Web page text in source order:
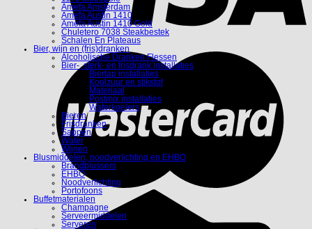
Amefa Amsterdam
Amefa Austin 1410
Amefa Austin 1410 Gold
Chuletero 7038 Steakbestek
Schalen En Plateaus
Bier, wijn en (fris)dranken
Alcoholische Dranken Flessen
Bier-, sterk- en frisdrank installaties
Biertap installaties
Koolzuur en stikstof
Materiaal
Postmix installaties
Waterkoelers
Bieren
Frisdranken
Sappen
Water
Wijnen
Blusmiddelen, noodverlichting en EHBO
Brandblussers
EHBO
Noodverlichting
Portofoons
Buffetmaterialen
Champagne
Serveermiddelen
Serveren